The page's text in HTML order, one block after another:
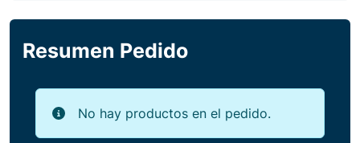
Resumen Pedido
No hay productos en el pedido.